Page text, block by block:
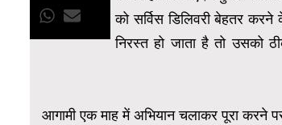
को सर्विस डिलिवरी बेहतर
निरस्त हो जाता है तो उसको
आगामी एक माह में अभियान चलाकर पूरा करने